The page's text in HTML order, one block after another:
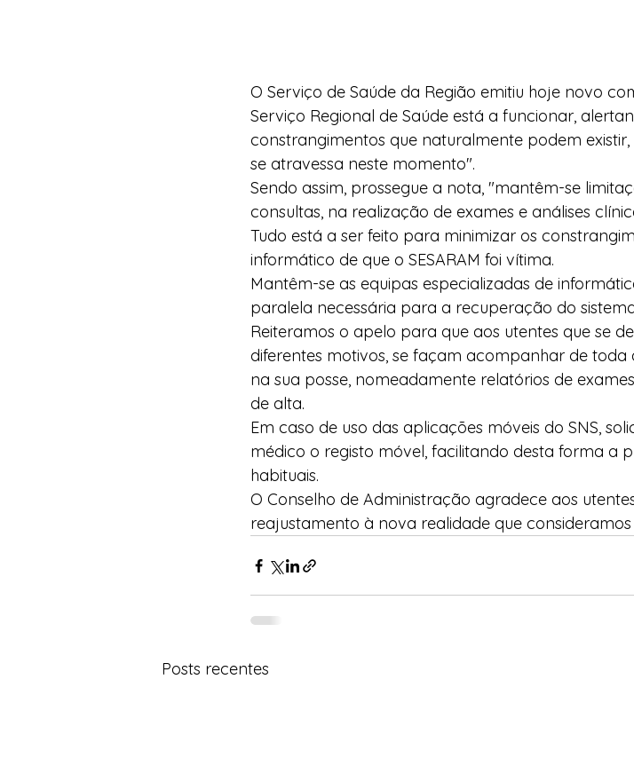
O Serviço de Saúde da Região emitiu hoje novo
Serviço Regional de Saúde está a funcionar,
constrangimentos que naturalmente podem
se atravessa neste momento".
Sendo assim, prossegue a nota, "mantêm-se
consultas, na realização de exames e análises
Tudo está a ser feito para minimizar os
informático de que o SESARAM foi vítima.
Mantêm-se as equipas especializadas de
paralela necessária para a recuperação do
Reiteramos o apelo para que aos utentes que se
diferentes motivos, se façam acompanhar de
na sua posse, nomeadamente relatórios de
de alta.
Em caso de uso das aplicações móveis do SNS,
médico o registo móvel, facilitando desta forma a
habituais.
O Conselho de Administração agradece aos
reajustamento à nova realidade que
Posts recentes